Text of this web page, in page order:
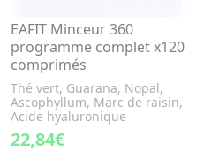
EAFIT Minceur 360
programme complet x120
comprimés
Thé vert, Guarana, Nopal,
Ascophyllum, Marc de raisin,
Acide hyaluronique
22,84€